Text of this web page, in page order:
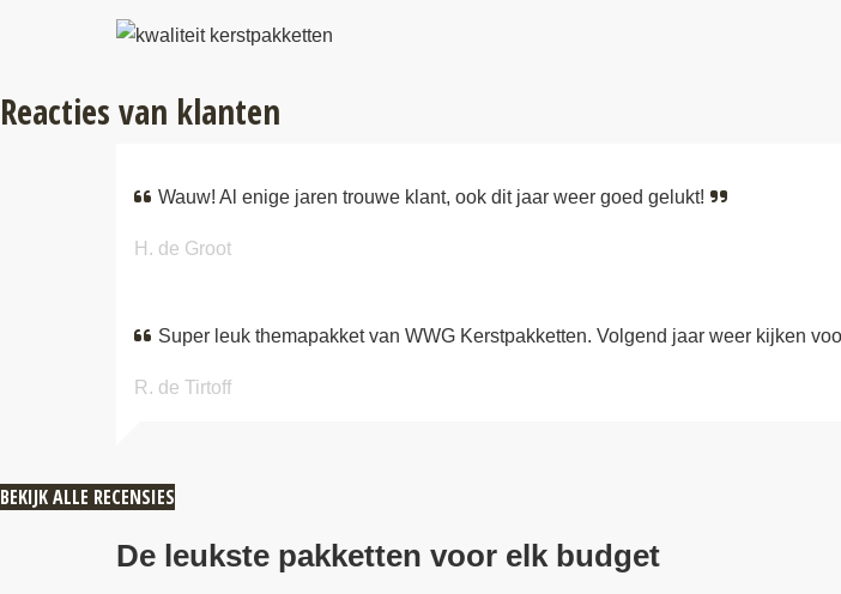
Reacties van klanten
Wauw! Al enige jaren trouwe klant, ook dit jaar weer goed gelukt!
H. de Groot
Super leuk themapakket van WWG Kerstpakketten. Volgend jaar weer kijken
R. de Tirtoff
BEKIJK ALLE RECENSIES
De leukste pakketten voor elk budget